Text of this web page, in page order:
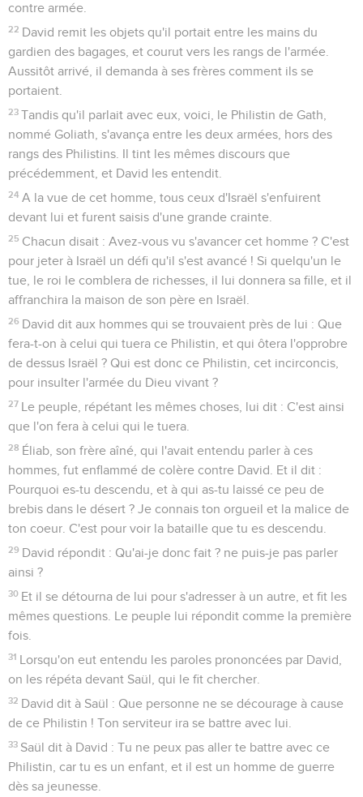
contre armée.
22 David remit les objets qu'il portait entre les mains du
gardien des bagages, et courut vers les rangs de l'armée.
Aussitôt arrivé, il demanda à ses frères comment ils se
portaient.
23 Tandis qu'il parlait avec eux, voici, le Philistin de Gath,
nommé Goliath, s'avança entre les deux armées, hors des
rangs des Philistins. Il tint les mêmes discours que
précédemment, et David les entendit.
24 A la vue de cet homme, tous ceux d'Israël s'enfuirent
devant lui et furent saisis d'une grande crainte.
25 Chacun disait : Avez-vous vu s'avancer cet homme ? C'est
pour jeter à Israël un défi qu'il s'est avancé ! Si quelqu'un le
tue, le roi le comblera de richesses, il lui donnera sa fille, et il
affranchira la maison de son père en Israël.
26 David dit aux hommes qui se trouvaient près de lui : Que
fera-t-on à celui qui tuera ce Philistin, et qui ôtera l'opprobre
de dessus Israël ? Qui est donc ce Philistin, cet incirconcis,
pour insulter l'armée du Dieu vivant ?
27 Le peuple, répétant les mêmes choses, lui dit : C'est ainsi
que l'on fera à celui qui le tuera.
28 Éliab, son frère aîné, qui l'avait entendu parler à ces
hommes, fut enflammé de colère contre David. Et il dit :
Pourquoi es-tu descendu, et à qui as-tu laissé ce peu de
brebis dans le désert ? Je connais ton orgueil et la malice de
ton coeur. C'est pour voir la bataille que tu es descendu.
29 David répondit : Qu'ai-je donc fait ? ne puis-je pas parler
ainsi ?
30 Et il se détourna de lui pour s'adresser à un autre, et fit les
mêmes questions. Le peuple lui répondit comme la première
fois.
31 Lorsqu'on eut entendu les paroles prononcées par David,
on les répéta devant Saül, qui le fit chercher.
32 David dit à Saül : Que personne ne se décourage à cause
de ce Philistin ! Ton serviteur ira se battre avec lui.
33 Saül dit à David : Tu ne peux pas aller te battre avec ce
Philistin, car tu es un enfant, et il est un homme de guerre
dès sa jeunesse.